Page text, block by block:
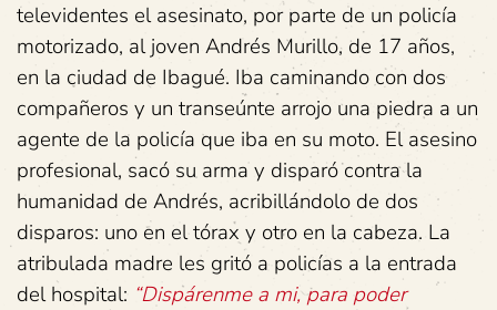
televidentes el asesinato, por parte de un policía
motorizado, al joven Andrés Murillo, de 17 años,
en la ciudad de Ibagué. Iba caminando con dos
compañeros y un transeúnte arrojo una piedra a un
agente de la policía que iba en su moto. El asesino
profesional, sacó su arma y disparó contra la
humanidad de Andrés, acribillándolo de dos
disparos: uno en el tórax y otro en la cabeza. La
atribulada madre les gritó a policías a la entrada
del hospital: “Dispárenme a mi, para poder